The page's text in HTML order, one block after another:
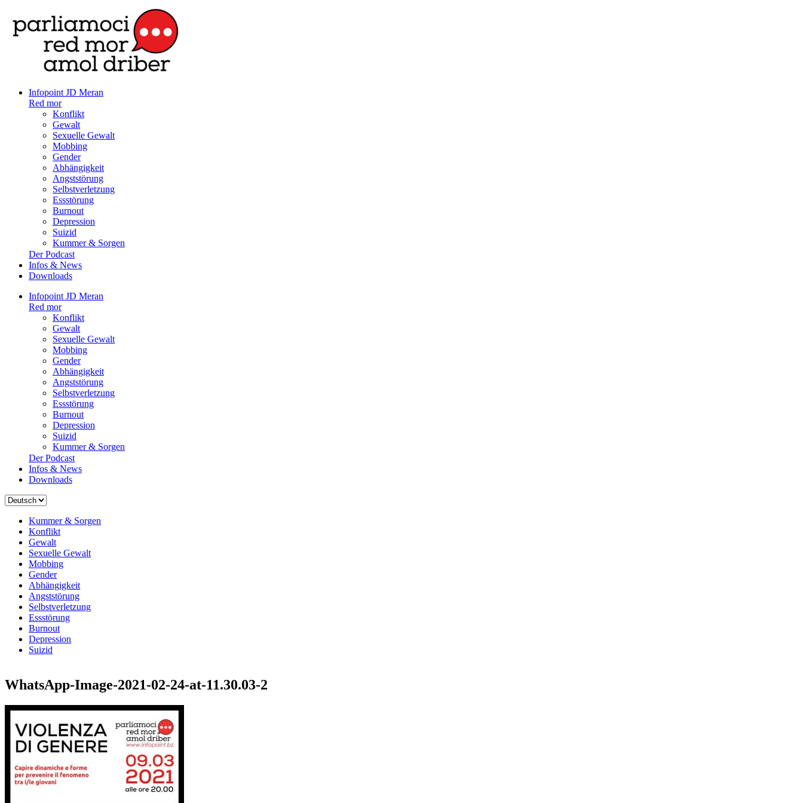
Infopoint JD Meran
Red mor
Konflikt
Gewalt
Sexuelle Gewalt
Mobbing
Gender
Abhängigkeit
Angststörung
Selbstverletzung
Essstörung
Burnout
Depression
Suizid
Kummer & Sorgen
Der Podcast
Infos & News
Downloads
Infopoint JD Meran
Red mor
Konflikt
Gewalt
Sexuelle Gewalt
Mobbing
Gender
Abhängigkeit
Angststörung
Selbstverletzung
Essstörung
Burnout
Depression
Suizid
Kummer & Sorgen
Der Podcast
Infos & News
Downloads
Sprache
Kummer & Sorgen
Konflikt
Gewalt
Sexuelle Gewalt
Mobbing
Gender
Abhängigkeit
Angststörung
Selbstverletzung
Essstörung
Burnout
Depression
Suizid
WhatsApp-Image-2021-02-24-at-11.30.03-2